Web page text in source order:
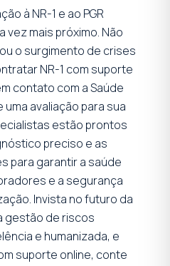
à NR-1 e ao PGR
mais próximo. Não
o surgimento de crises
NR-1 com suporte
contato com a Saúde
avaliação para sua
estão prontos
preciso e as
para garantir a saúde
e a segurança
Invista no futuro da
gestão de riscos
e humanizada, e
suporte online, conte